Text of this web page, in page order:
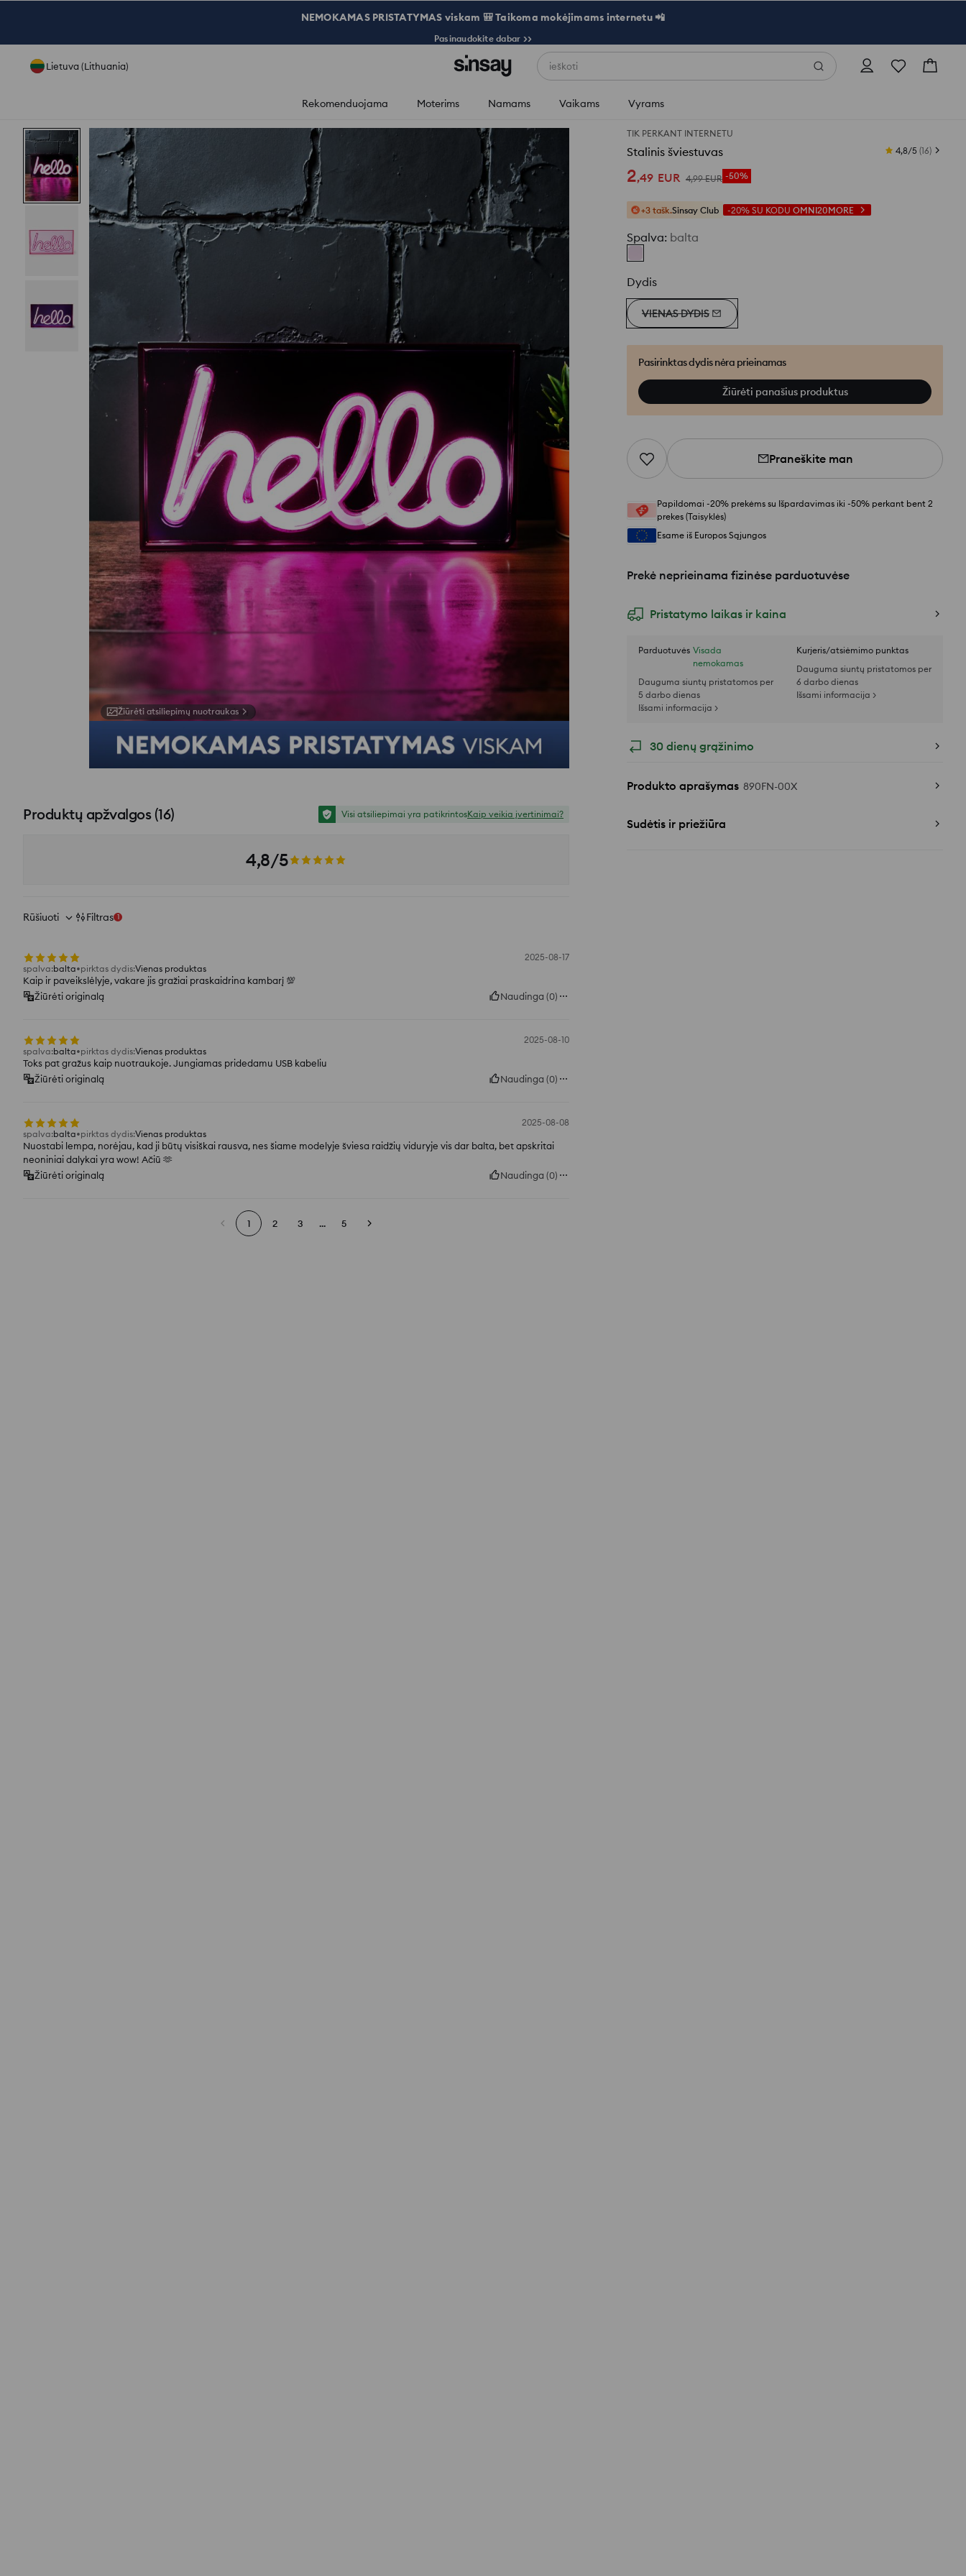
NEMOKAMAS PRISTATYMAS viskam 🎒 Taikoma mokėjimams internetu 📲
Pasinaudokite dabar >>
Lietuva (Lithuania) ieškoti
Rekomenduojama Moterims Namams Vaikams Vyrams
TIK PERKANT INTERNETU
Stalinis šviestuvas 4,8/5 (16)
2,49 EUR 4,99 EUR -50%
+3 tašk.Sinsay Club -20% SU KODU OMNI20MORE
Spalva: balta
Dydis
VIENAS DYDIS
Pasirinktas dydis nėra prieinamas
Žiūrėti panašius produktus
Praneškite man
Papildomai -20% prekėms su Išpardavimas iki -50% perkant bent 2
prekes (Taisyklės)
Esame iš Europos Sąjungos
Prekė neprieinama fizinėse parduotuvėse
Pristatymo laikas ir kaina
Parduotuvės Visada
nemokamas
Dauguma siuntų pristatomos per
5 darbo dienas
Išsami informacija >
Kurjeris/atsiėmimo punktas
Dauguma siuntų pristatomos per
6 darbo dienas
Išsami informacija >
30 dienų grąžinimo
Produkto aprašymas 890FN-00X
Sudėtis ir priežiūra
Žiūrėti atsiliepimų nuotraukas
Pirkti šį rinkinį
Produktų apžvalgos(16) Visi atsiliepimai yra patikrintosKaip veikia įvertinimai?
4,8/5
Rūšiuoti Filtras 1
2025-08-17
spalva:balta pirktas dydis:Vienas produktas
Kaip ir paveikslėlyje, vakare jis gražiai praskaidrina kambarį 💯
Žiūrėti originalą
Naudinga (0)
2025-08-10
spalva:balta pirktas dydis:Vienas produktas
Toks pat gražus kaip nuotraukoje. Jungiamas pridedamu USB kabeliu
Žiūrėti originalą
Naudinga (0)
2025-08-08
spalva:balta pirktas dydis:Vienas produktas
Nuostabi lempa, norėjau, kad ji būtų visiškai rausva, nes šiame modelyje šviesa raidžių viduryje vis dar balta, bet apskritai
neoniniai dalykai yra wow! Ačiū 🫶
Žiūrėti originalą
Naudinga (0)
1 2 3 ... 5